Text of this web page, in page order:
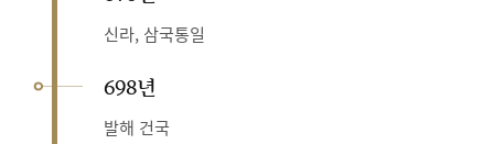
신라, 삼국통일
698년
발해 건국